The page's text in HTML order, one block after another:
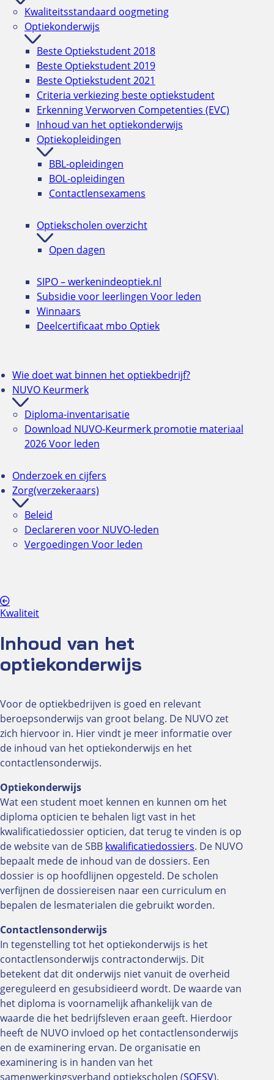
Kwaliteit
Inhoud van het
optiekonderwijs
Voor de optiekbedrijven is goed en relevant
beroepsonderwijs van groot belang. De NUVO zet
zich hiervoor in. Hier vindt je meer informatie over
de inhoud van het optiekonderwijs en het
contactlensonderwijs.
Optiekonderwijs
Wat een student moet kennen en kunnen om het
diploma opticien te behalen ligt vast in het
kwalificatiedossier opticien, dat terug te vinden is op
de website van de SBB kwalificatiedossiers. De NUVO
bepaalt mede de inhoud van de dossiers. Een
dossier is op hoofdlijnen opgesteld. De scholen
verfijnen de dossiereisen naar een curriculum en
bepalen de lesmaterialen die gebruikt worden.
Contactlensonderwijs
In tegenstelling tot het optiekonderwijs is het
contactlensonderwijs contractonderwijs. Dit
betekent dat dit onderwijs niet vanuit de overheid
gereguleerd en gesubsidieerd wordt. De waarde van
het diploma is voornamelijk afhankelijk van de
waarde die het bedrijfsleven eraan geeft. Hierdoor
heeft de NUVO invloed op het contactlensonderwijs
en de examinering ervan. De organisatie en
examinering is in handen van het
samenwerkingsverband optiekscholen (SOESV).
Kwaliteitsstandaard oogmeting
Optiekonderwijs
Beste Optiekstudent 2018
Beste Optiekstudent 2019
Beste Optiekstudent 2021
Criteria verkiezing beste optiekstudent
Erkenning Verworven Competenties (EVC)
Inhoud van het optiekonderwijs
Optiekopleidingen
BBL-opleidingen
BOL-opleidingen
Contactlensexamens
Optiekscholen overzicht
Open dagen
SIPO – werkenindeoptiek.nl
Subsidie voor leerlingen Voor leden
Winnaars
Deelcertificaat mbo Optiek
Wie doet wat binnen het optiekbedrijf?
NUVO Keurmerk
Diploma-inventarisatie
Download NUVO-Keurmerk promotie materiaal
2026Voor leden
Onderzoek en cijfers
Zorg(verzekeraars)
Beleid
Declareren voor NUVO-leden
Vergoedingen Voor leden